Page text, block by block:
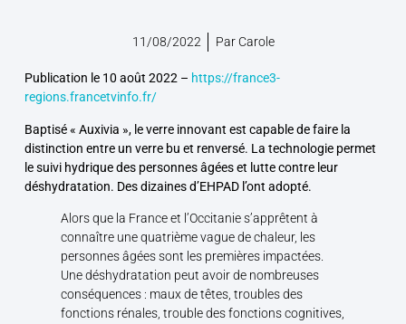
11/08/2022 ParCarole
Publication le 10 août 2022 – https://france3-
regions.francetvinfo.fr/
Baptisé « Auxivia », le verre innovant est capable de faire la
distinction entre un verre bu et renversé. La technologie permet
le suivi hydrique des personnes âgées et lutte contre leur
déshydratation. Des dizaines d’EHPAD l’ont adopté.
Alors que la France et l’Occitanie s’apprêtent à
connaître une quatrième vague de chaleur, les
personnes âgées sont les premières impactées.
Une déshydratation peut avoir de nombreuses
conséquences : maux de têtes, troubles des
fonctions rénales, trouble des fonctions cognitives,